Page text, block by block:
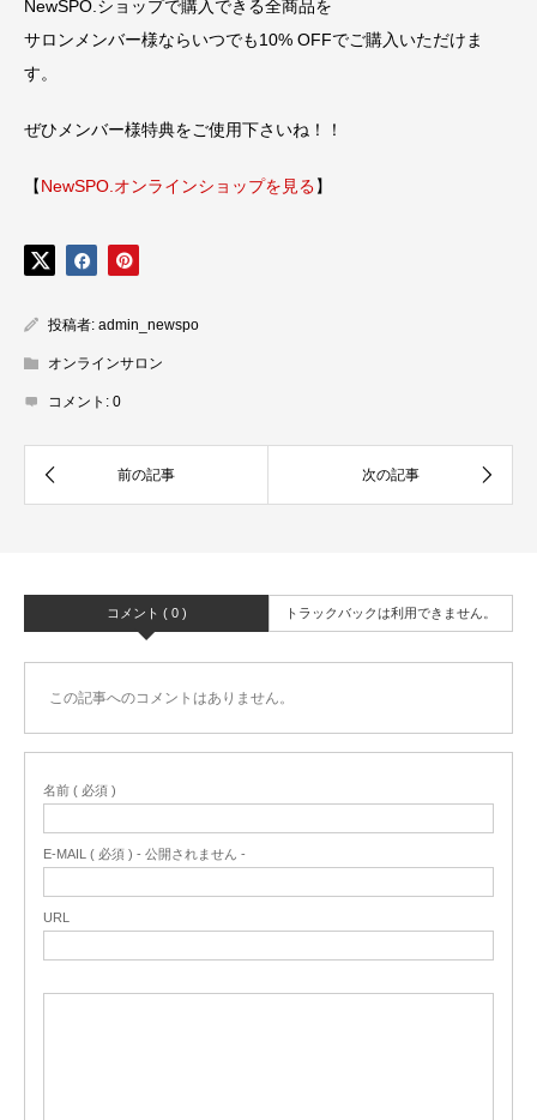
NewSPO.ショップで購入できる全商品を
サロンメンバー様ならいつでも10% OFFでご購入いただけま
す。
ぜひメンバー様特典をご使用下さいね！！
【NewSPO.オンラインショップを見る】
投稿者: admin_newspo
オンラインサロン
コメント: 0
コメント ( 0 ) トラックバックは利用できません。
この記事へのコメントはありません。
名前 ( 必須 )
E-MAIL ( 必須 ) - 公開されません -
URL